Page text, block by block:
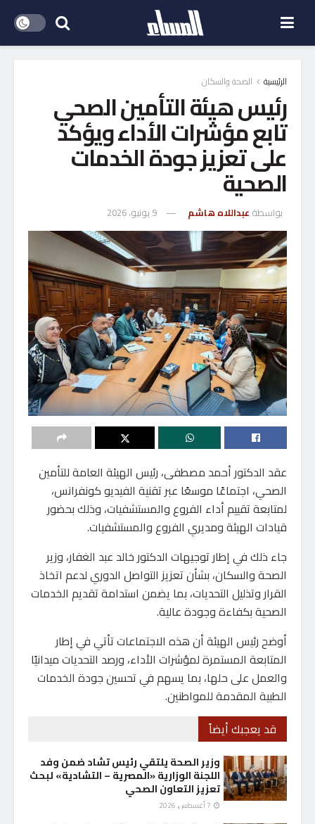
الرئيسية الصحة والسكان
رئيس هيئة التأمين الصحي
تابع مؤشرات الأداء ويؤكد
على تعزيز جودة الخدمات
الصحية
بواسطة عبداللاه هاشم 9 يونيو، 2026
عقد الدكتور أحمد مصطفى، رئيس الهيئة العامة للتأمين
الصحي، اجتماعًا موسعًا عبر تقنية الفيديو كونفرانس،
لمتابعة تقييم أداء الفروع والمستشفيات، وذلك بحضور
قيادات الهيئة ومديري الفروع والمستشفيات.
جاء ذلك في إطار توجيهات الدكتور خالد عبد الغفار، وزير
الصحة والسكان، بشأن تعزيز التواصل الدوري لدعم اتخاذ
القرار وتذليل التحديات، بما يضمن استدامة تقديم الخدمات
الصحية بكفاءة وجودة عالية.
أوضح رئيس الهيئة أن هذه الاجتماعات تأتي في إطار
المتابعة المستمرة لمؤشرات الأداء، ورصد التحديات ميدانيًا
والعمل على حلها، بما يسهم في تحسين جودة الخدمات
الطبية المقدمة للمواطنين.
قد يعجبك أيضاً
وزير الصحة يلتقي رئيس تشاد ضمن وفد
اللجنة الوزارية «المصرية – التشادية» لبحث
تعزيز التعاون الصحي